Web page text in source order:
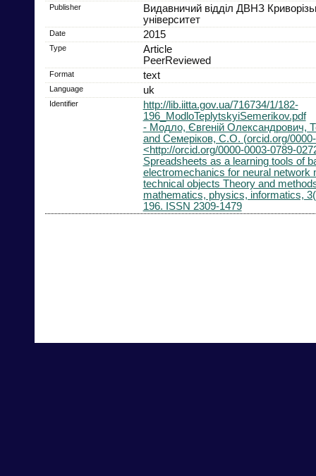
Publisher
Видавничий відділ ДВНЗ
університет
Date 2015
Type
Article
PeerReviewed
Format text
Language uk
Identifier
http://lib.iitta.gov.ua/716734/1/182-
196_ModloTeplytskyiSemerikov.pdf
- Модло, Євгеній Олександрович,
and Семеріков, С.О. (orcid.org/
<http://orcid.org/0000-0003-0789-
Spreadsheets as a learning tools of
electromechanics for neural network
technical objects Theory and
mathematics, physics, informatics,
196. ISSN 2309-1479